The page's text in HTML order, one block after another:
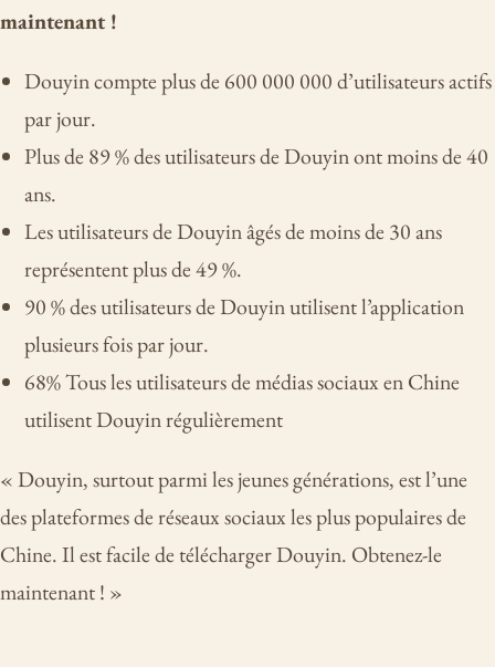
maintenant !
Douyin compte plus de 600 000 000 d’utilisateurs actifs
par jour.
Plus de 89 % des utilisateurs de Douyin ont moins de 40
ans.
Les utilisateurs de Douyin âgés de moins de 30 ans
représentent plus de 49 %.
90 % des utilisateurs de Douyin utilisent l’application
plusieurs fois par jour.
68% Tous les utilisateurs de médias sociaux en Chine
utilisent Douyin régulièrement
« Douyin, surtout parmi les jeunes générations, est l’une
des plateformes de réseaux sociaux les plus populaires de
Chine. Il est facile de télécharger Douyin. Obtenez-le
maintenant ! »